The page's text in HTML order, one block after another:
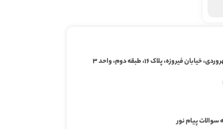
فیروزه، پلاک ۱۶، طبقه دوم، واحد ۳
سوالات پیام نور